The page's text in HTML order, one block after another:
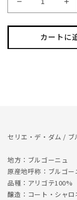
Cellier
des
Dames
Bourgogne
を
ら
す
/
を
や
す
カートに
セリエ・デ・ダム /
地方：ブルゴーニュ
原産地呼称：ブルゴー
品種：アリゴテ100%
醸造：コート・シャ